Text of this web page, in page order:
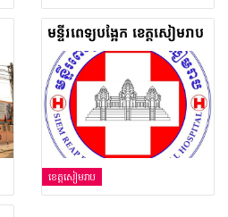
មន្ទីរពេទ្យបង្អែក ខេត្តសៀមរាប
ខេត្តសៀមរាប